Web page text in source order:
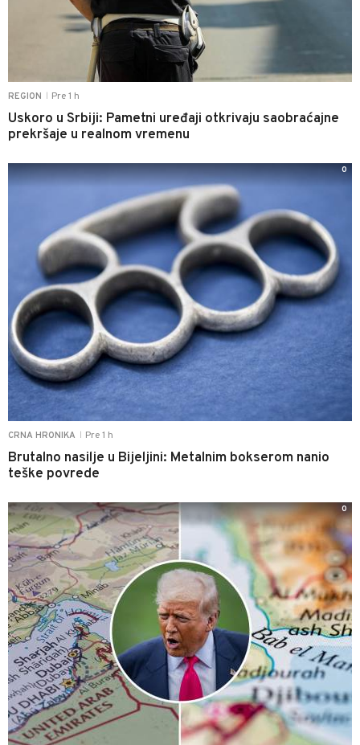
REGION Pre 1 h
Uskoro u Srbiji: Pametni uređaji otkrivaju saobraćajne
prekršaje u realnom vremenu
CRNA HRONIKA Pre 1 h
Brutalno nasilje u Bijeljini: Metalnim bokserom nanio
teške povrede
0
0